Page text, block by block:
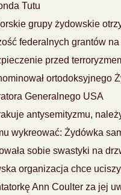
Tutu
grupy żydowskie
federalnych grantów na
przed
ortodoksyjnego
Generalnego USA
antysemityzmu,
wykreować: Żydówka
sobie swastyki na
organizacja chce
Ann Coulter za jej